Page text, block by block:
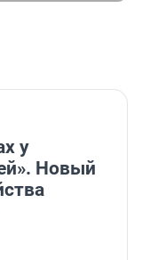
у
Новый